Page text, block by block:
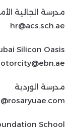
مدرسة الجالية
hr@acs.sch.ae
Silicon Oasis
مدرسة الوردية
School